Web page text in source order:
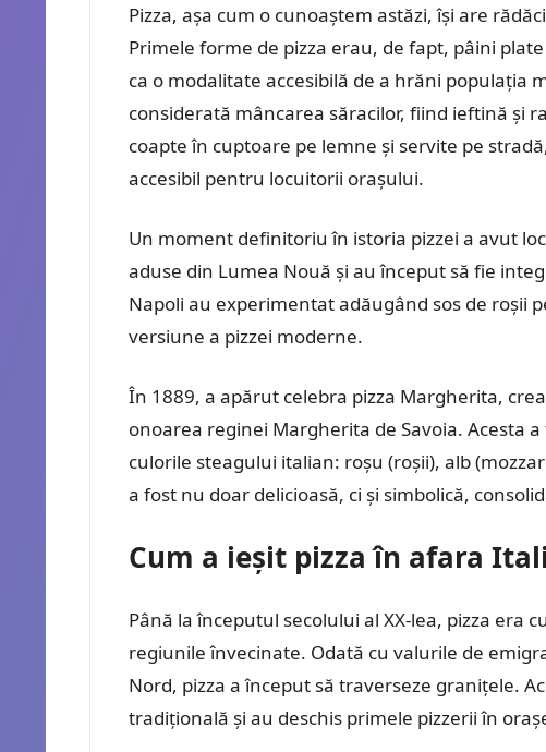
Pizza, așa cum o cunoaștem astăzi, își are
Primele forme de pizza erau, de fapt, pâini
ca o modalitate accesibilă de a hrăni populația
considerată mâncarea săracilor, fiind ieftină și
coapte în cuptoare pe lemne și servite pe
accesibil pentru locuitorii orașului.
Un moment definitoriu în istoria pizzei a avut
aduse din Lumea Nouă și au început să fie
Napoli au experimentat adăugând sos de roșii
versiune a pizzei moderne.
În 1889, a apărut celebra pizza Margherita,
onoarea reginei Margherita de Savoia. Acesta
culorile steagului italian: roșu (roșii), alb
a fost nu doar delicioasă, ci și simbolică,
Cum a ieșit pizza în afara
Până la începutul secolului al XX-lea, pizza era
regiunile învecinate. Odată cu valurile de
Nord, pizza a început să traverseze granițele.
tradițională și au deschis primele pizzerii în